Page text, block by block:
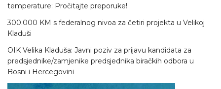
temperature: Pročitajte preporuke!
300.000 KM s federalnog nivoa za četiri projekta u Velikoj
Kladuši
OIK Velika Kladuša: Javni poziv za prijavu kandidata za
predsjednike/zamjenike predsjednika biračkih odbora u
Bosni i Hercegovini